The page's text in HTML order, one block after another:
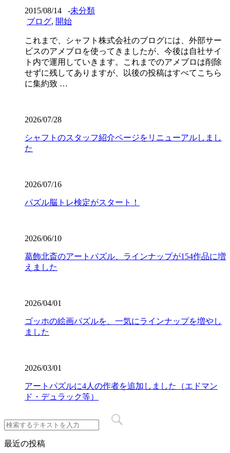
2015/08/14 -未分類
ブログ, 開始
これまで、シャフト株式会社のブログには、外部サー
ビスのアメブロを使ってきましたが、今後は自社サイ
ト内で運用していきます。これまでのアメブロは削除
せずに残してありますが、以後の投稿はすべてこちら
に集約致 …
2026/07/28
シャフトのスタッフ紹介ページをリニューアルしまし
た
2026/07/16
パズル脳トレ検定がスタート！
2026/06/10
葛飾北斎のアートパズル、ラインナップが154作品に増
えました
2026/04/01
ゴッホの絵画パズルを、一気にラインナップを増やし
ました
2026/03/01
アートパズルに4人の作者を追加しました（エドマン
ド・デュラック等）
最近の投稿